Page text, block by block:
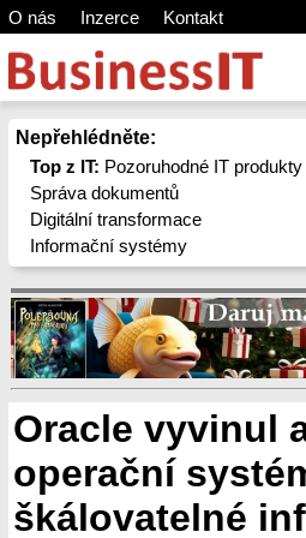
O nás Inzerce Kontakt
Nepřehlédněte:
Top z IT: Pozoruhodné IT
Správa dokumentů
Digitální transformace
Informační systémy
Oracle vyvinul
operační
škálovatelné